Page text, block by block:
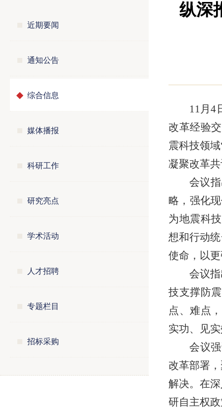
近期要闻
通知公告
综合信息
媒体播报
科研工作
研究亮点
学术活动
人才招聘
专题栏目
招标采购
纵深
11月4
改革经验
震科技领
凝聚改革
会议
略，强化
为地震科
想和行动
使命，以
会议
技支撑防
点、难点
实功、见
会议
改革部署
解决。在
研自主权